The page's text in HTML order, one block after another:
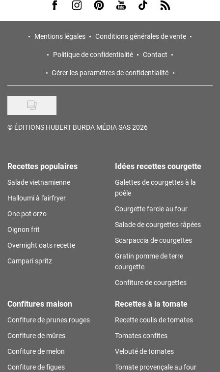
Visit us on Facebook
Visit us on Instagram
Visit us on Pinterest
Visit us on Youtube
Visit us on Tiktok
Visit us on Rss
Mentions légales
Conditions générales de vente
Politique de confidentialité
Contact
Gérer les paramètres de confidentialité
© ÉDITIONS HUBERT BURDA MÉDIA SAS 2026
Recettes populaires
Salade vietnamienne
Halloumi à l'airfryer
One pot orzo
Oignon frit
Overnight oats recette
Campari spritz
Idées recettes courgette
Galettes de courgettes à la
poêle
Courgette farcie au four
Salade de courgettes râpées
Scarpaccia de courgettes
Gratin pomme de terre
courgette
Confiture de courgettes
Confitures maison
Confiture de prunes rouges
Confiture de mûres
Confiture de melon
Confiture de figues
Recettes à la tomate
Recette coulis de tomates
Tomates confites
Velouté de tomates
Tomate provençale au four